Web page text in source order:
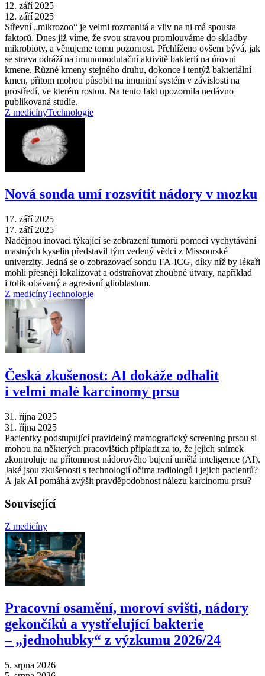
12. září 2025
12. září 2025
Střevní „mikrozoo“ je velmi rozmanitá a vliv na ni má spousta
faktorů. Dnes již víme, že svou stravou promlouváme do skladby
mikrobioty, a věnujeme tomu pozornost. Přehlíženo ovšem bývá, jak
se strava odráží na imunomodulační aktivitě bakterií na úrovni
kmene. Různé kmeny stejného druhu, dokonce i tentýž bakteriální
kmen, přitom mohou působit na imunitní systém v závislosti na
prostředí, ve kterém rostou. Na tento fakt upozornila nedávno
publikovaná studie.
Z medicínyTechnologie
Nová sonda umí rozsvítit nádory v mozku
17. září 2025
17. září 2025
Nadějnou inovaci týkající se zobrazení tumorů pomocí vychytávání
mastných kyselin představil tým vedený vědci z Missourské
univerzity. Jedná se o zobrazovací sondu FA-ICG, díky níž by lékaři
mohli přesněji lokalizovat a odstraňovat zhoubné útvary, například
i tolik obávaný a agresivní glioblastom.
Z medicínyTechnologie
Česká zkušenost: AI dokáže odhalit
i velmi malé karcinomy prsu
31. října 2025
31. října 2025
Pacientky podstupující pravidelný mamografický screening prsou si
mohou na některých pracovištích připlatit za to, že jejich snímek
zkontroluje na přítomnost nádorového bujení umělá inteligence (AI).
Jaké jsou zkušenosti s technologií očima radiologů i jejich pacientů?
A jak AI pomáhá zvýšit pravděpodobnost nálezu karcinomu prsu?
Související
Z medicíny
Pracovní osamění, moroví svišti, nádory
gekončíků a vystřelující bakterie
–⁠ „jednohubky“ z výzkumu 2026/24
5. srpna 2026